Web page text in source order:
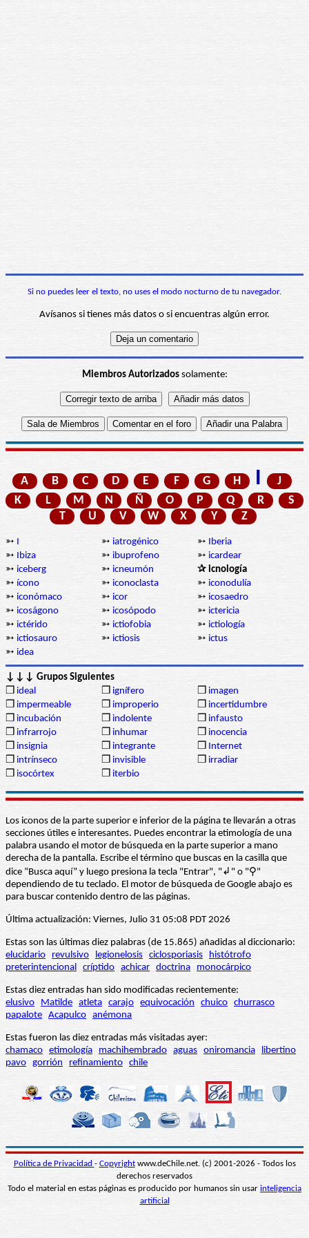
Si no puedes leer el texto, no uses el modo nocturno de tu navegador.
Avísanos si tienes más datos o si encuentras algún error.
Miembros Autorizadossolamente:
A B C D E F G H I
J
K
L M N Ñ O P Q R
S
T
U V W X Y Z
➳ I ➳ iatrogénico ➳ Iberia
➳ Ibiza ➳ ibuprofeno ➳ icardear
➳ iceberg ➳ icneumón
✰ icnología
➳ ícono ➳ iconoclasta ➳ iconodulía
➳ iconómaco ➳ icor ➳ icosaedro
➳ icoságono ➳ icosópodo ➳ ictericia
➳ ictérido ➳ ictiofobia ➳ ictiología
➳ ictiosauro ➳ ictiosis ➳ ictus
➳ idea
↓↓↓ Grupos Siguientes
❒ ideal ❒ ignífero ❒ imagen
❒ impermeable ❒ improperio ❒ incertidumbre
❒ incubación ❒ indolente ❒ infausto
❒ infrarrojo ❒ inhumar ❒ inocencia
❒ insignia ❒ integrante ❒ Internet
❒ intrínseco ❒ invisible ❒ irradiar
❒ isocórtex ❒ iterbio
Los iconos de la parte superior e inferior de la página te llevarán a otras
secciones útiles e interesantes. Puedes encontrar la etimología de una
palabra usando el motor de búsqueda en la parte superior a mano
derecha de la pantalla. Escribe el término que buscas en la casilla que
dice “Busca aquí” y luego presiona la tecla "Entrar", "↲" o "⚲"
dependiendo de tu teclado. El motor de búsqueda de Google abajo es
para buscar contenido dentro de las páginas.
Última actualización: Viernes, Julio 31 05:08 PDT 2026
Estas son las últimas diez palabras (de 15.865) añadidas al diccionario:
elucidario
revulsivo legionelosis ciclosporiasis
histótrofo
preterintencional críptido achicar doctrina monocárpico
Estas diez entradas han sido modificadas recientemente:
elusivo
Matilde atleta carajo equivocación chuico churrasco
papalote Acapulco anémona
Estas fueron las diez entradas más visitadas ayer:
chamaco etimología machihembrado aguas oniromancia
libertino
pavo gorrión refinamiento chile
Política de Privacidad - Copyrightwww.deChile.net. (c) 2001-2026 - Todos los
derechos reservados
Todo el material en estas páginas es producido por humanos sin usar inteligencia
artificial